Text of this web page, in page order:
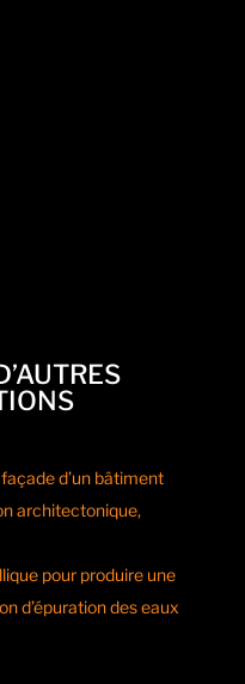
d’un bâtiment
architectonique,
pour produire une
d’épuration des eaux